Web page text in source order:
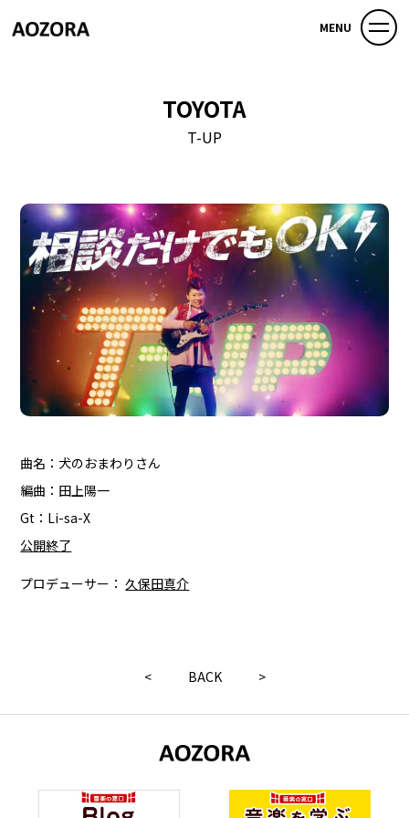
MENU
TOYOTA
T-UP
曲名：犬のおまわりさん
編曲：田上陽一
Gt：Li-sa-X
公開終了
プロデューサー：久保田真介
< BACK >